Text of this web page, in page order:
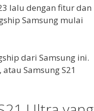
lalu dengan fitur dan
Samsung mulai
dari Samsung ini.
Samsung S21